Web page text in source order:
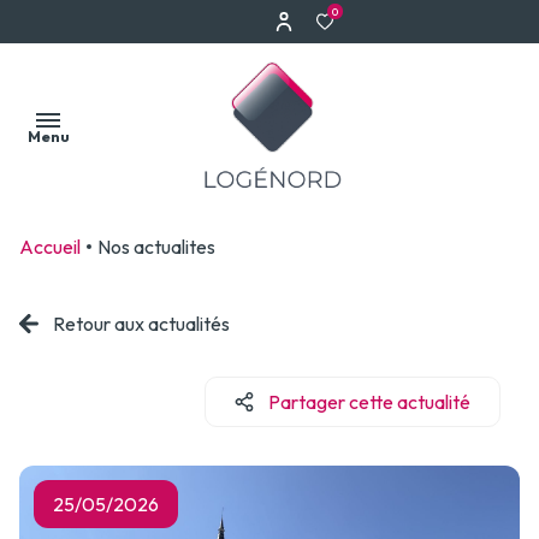
0
Menu
Nos
vendus
Estimation
Estimation à
Erquinghem-
Accueil Nos actualites
Retour aux actualités
Partager cette actualité
25/05/2026